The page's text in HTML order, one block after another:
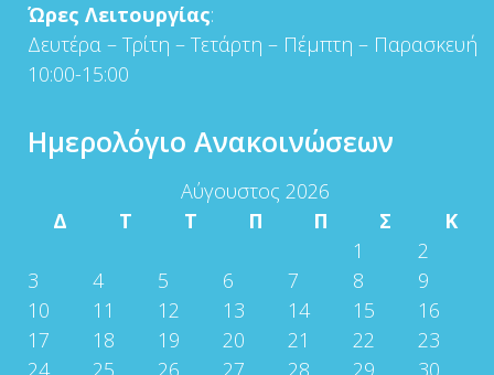
Ώρες Λειτουργίας:
Δευτέρα – Τρίτη – Τετάρτη – Πέμπτη – Παρασκευή
10:00-15:00
Ημερολόγιο Ανακοινώσεων
Αύγουστος 2026
Δ
Τ Τ Π Π Σ
Κ
1
2
3
4 5 6 7 8
9
10
11 12 13 14 15
16
17
18 19 20 21 22
23
24
25 26 27 28 29 30